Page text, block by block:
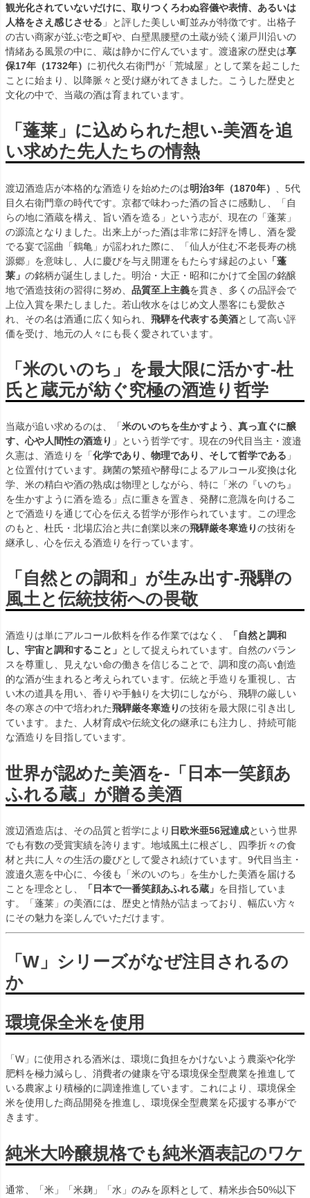
観光化されていないだけに、取りつくろわぬ容儀や表情、あるいは
人格をさえ感じさせる 」と評した美しい町並みが特徴です。出格子
の古い商家が並ぶ壱之町や、白壁黒腰壁の土蔵が続く瀬戸川沿いの
情緒ある風景の中に、蔵は静かに佇んでいます。渡邉家の歴史は享
保17年（1732年） に初代久右衛門が「荒城屋」として業を起こした
ことに始まり、以降脈々と受け継がれてきました。こうした歴史と
文化の中で、当蔵の酒は育まれています。
「蓬莱」に込められた想い-美酒を追
い求めた先人たちの情熱
渡辺酒造店が本格的な酒造りを始めたのは明治3年（1870年）
、5代
目久右衛門章の時代です。京都で味わった酒の旨さに感動し、「自
らの地に酒蔵を構え、旨い酒を造る」という志が、現在の「蓬莱」
の源流となりました。出来上がった酒は非常に好評を博し、酒を愛
でる宴で謡曲「鶴亀」が謡われた際に、「仙人が住む不老長寿の桃
源郷」を意味し、人に慶びを与え開運をもたらす縁起のよい 「蓬
莱」 の銘柄が誕生しました。明治・大正・昭和にかけて全国の銘醸
地で酒造技術の習得に努め、 品質至上主義を貫き、多くの品評会で
上位入賞を果たしました。若山牧水をはじめ文人墨客にも愛飲さ
れ、その名は酒通に広く知られ、 飛騨を代表する美酒として高い評
価を受け、地元の人々にも長く愛されています。
「米のいのち」を最大限に活かす-杜
氏と蔵元が紡ぐ究極の酒造り哲学
当蔵が追い求めるのは、「米のいのちを生かすよう、真っ直ぐに醸
す、心や人間性の酒造り 」という哲学です。現在の9代目当主・渡邉
久憲は、酒造りを「化学であり、物理であり、そして哲学である 」
と位置付けています。麹菌の繁殖や酵母によるアルコール変換は化
学、米の精白や酒の熟成は物理としながら、特に「米の『いのち』
を生かすように酒を造る」点に重きを置き、発酵に意識を向けるこ
とで酒造りを通じて心を伝える哲学が形作られています。この理念
のもと、杜氏・北場広治と共に創業以来の飛騨厳冬寒造りの技術を
継承し、心を伝える酒造りを行っています。
「自然との調和」が生み出す-飛騨の
風土と伝統技術への畏敬
酒造りは単にアルコール飲料を作る作業ではなく、
「自然と調和
し、宇宙と調和すること」 として捉えられています。自然のバラン
スを尊重し、見えない命の働きを信じることで、調和度の高い創造
的な酒が生まれると考えられています。伝統と手造りを重視し、古
い木の道具を用い、香りや手触りを大切にしながら、飛騨の厳しい
冬の寒さの中で培われた飛騨厳冬寒造りの技術を最大限に引き出し
ています。また、人材育成や伝統文化の継承にも注力し、持続可能
な酒造りを目指しています。
世界が認めた美酒を-「日本一笑顔あ
ふれる蔵」が贈る美酒
渡辺酒造店は、その品質と哲学により 日欧米亜56冠達成という世界
でも有数の受賞実績を誇ります。地域風土に根ざし、四季折々の食
材と共に人々の生活の慶びとして愛され続けています。9代目当主・
渡邉久憲を中心に、今後も「米のいのち」を生かした美酒を届ける
ことを理念とし、
「日本で一番笑顔あふれる蔵」 を目指していま
す。「蓬莱」の美酒には、歴史と情熱が詰まっており、幅広い方々
にその魅力を楽しんでいただけます。
「W」シリーズがなぜ注目されるの
か
環境保全米を使用
「W」に使用される酒米は、環境に負担をかけないよう農薬や化学
肥料を極力減らし、消費者の健康を守る環境保全型農業を推進して
いる農家より積極的に調達推進しています。これにより、環境保全
米を使用した商品開発を推進し、環境保全型農業を応援する事がで
きます。
純米大吟醸規格でも純米酒表記のワケ
通常、「米」「米麹」「水」のみを原料として、精米歩合50%以下